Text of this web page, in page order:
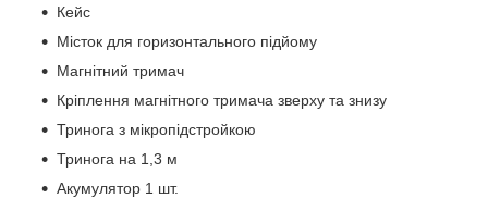
Кейс
Місток для горизонтального підйому
Магнітний тримач
Кріплення магнітного тримача зверху та знизу
Тринога з мікропідстройкою
Тринога на 1,3 м
Акумулятор 1 шт.